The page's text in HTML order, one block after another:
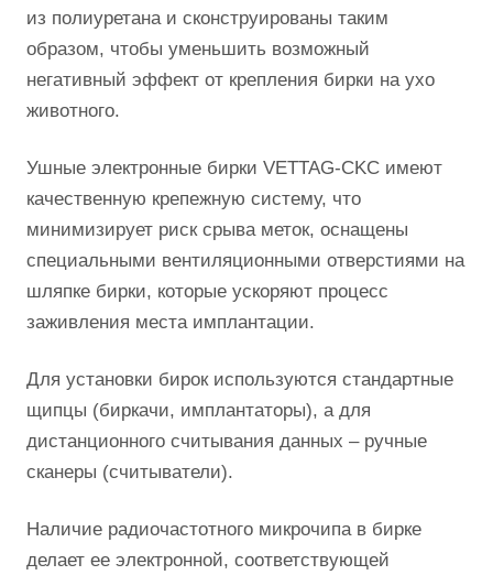
из полиуретана и сконструированы таким
образом, чтобы уменьшить возможный
негативный эффект от крепления бирки на ухо
животного.
Ушные электронные бирки VETTAG-CKC имеют
качественную крепежную систему, что
минимизирует риск срыва меток, оснащены
специальными вентиляционными отверстиями на
шляпке бирки, которые ускоряют процесс
заживления места имплантации.
Для установки бирок используются стандартные
щипцы (биркачи, имплантаторы), а для
дистанционного считывания данных – ручные
сканеры (считыватели).
Наличие радиочастотного микрочипа в бирке
делает ее электронной, соответствующей